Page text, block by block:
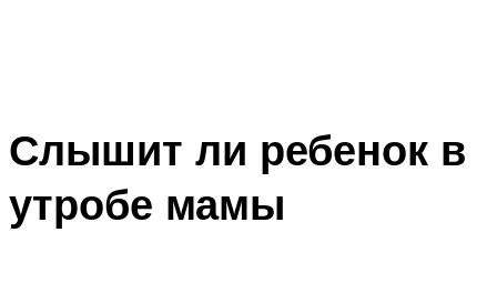
Слышит ли ребенок в
утробе мамы